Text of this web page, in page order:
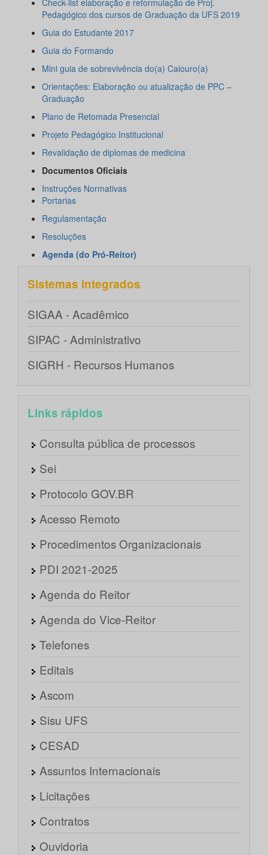
Check-list elaboração e reformulação de Proj.
Pedagógico dos cursos de Graduação da UFS 2019
Guia do Estudante 2017
Guia do Formando
Mini guia de sobrevivência do(a) Calouro(a)
Orientações: Elaboração ou atualização de PPC –
Graduação
Plano de Retomada Presencial
Projeto Pedagógico Institucional
Revalidação de diplomas de medicina
Documentos Oficiais
Instruções Normativas
Portarias
Regulamentação
Resoluções
Agenda (do Pró-Reitor)
Sistemas integrados
SIGAA - Acadêmico
SIPAC - Administrativo
SIGRH - Recursos Humanos
Links rápidos
Consulta pública de processos
Sei
Protocolo GOV.BR
Acesso Remoto
Procedimentos Organizacionais
PDI 2021-2025
Agenda do Reitor
Agenda do Vice-Reitor
Telefones
Editais
Ascom
Sisu UFS
CESAD
Assuntos Internacionais
Licitações
Contratos
Ouvidoria